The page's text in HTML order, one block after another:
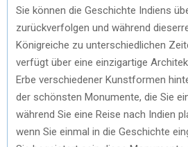
Sie können die Geschichte Indiens
zurückverfolgen und während
Königreiche zu unterschiedlichen
verfügt über eine einzigartige
Erbe verschiedener Kunstformen
der schönsten Monumente, die Sie
während Sie eine Reise nach Indien
wenn Sie einmal in die Geschichte